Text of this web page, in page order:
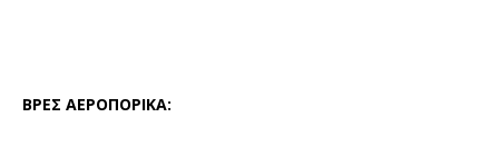
ΒΡΕΣ ΑΕΡΟΠΟΡΙΚΑ: